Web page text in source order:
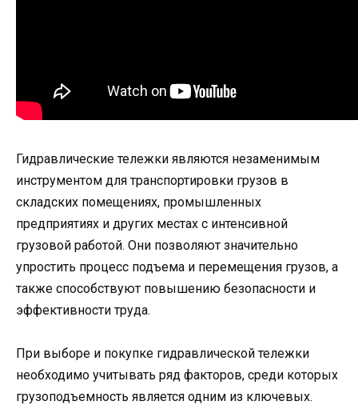
Гидравлические тележки являются незаменимым
инструментом для транспортировки грузов в
складских помещениях, промышленных
предприятиях и других местах с интенсивной
грузовой работой. Они позволяют значительно
упростить процесс подъема и перемещения грузов, а
также способствуют повышению безопасности и
эффективности труда.
При выборе и покупке гидравлической тележки
необходимо учитывать ряд факторов, среди которых
грузоподъемность является одним из ключевых.